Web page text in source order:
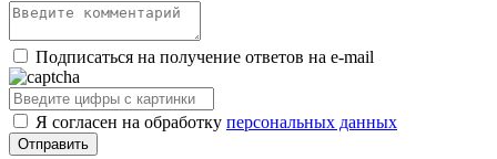
Подписаться на получение ответов на e-mail
Я согласен на обработку персональных данных